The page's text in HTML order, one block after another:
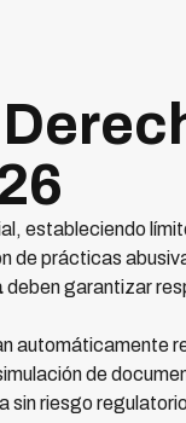
estableciendo
de prácticas
deben garantizar
automáticamente
de
riesgo